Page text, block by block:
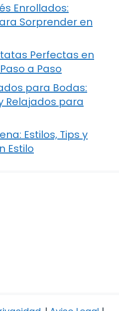
Enrollados:
Sorprender en
Perfectas en
a Paso
para Bodas:
Relajados para
Estilos, Tips y
Estilo